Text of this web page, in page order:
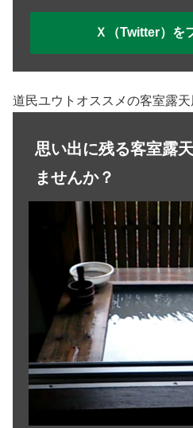
Ｘ（Twitter）を
道民ユウトオススメの客室露天
思い出に残る客室露
ませんか？